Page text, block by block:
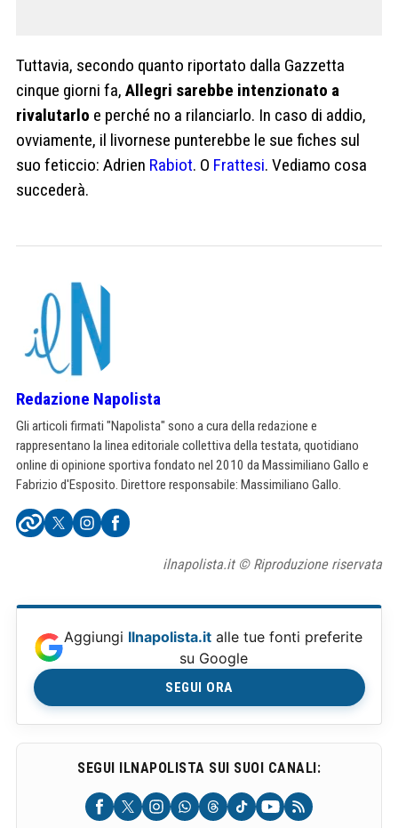
Tuttavia, secondo quanto riportato dalla Gazzetta
cinque giorni fa, Allegri sarebbe intenzionato a
rivalutarlo e perché no a rilanciarlo. In caso di addio,
ovviamente, il livornese punterebbe le sue fiches sul
suo feticcio: Adrien Rabiot. O Frattesi. Vediamo cosa
succederà.
Redazione Napolista
Gli articoli firmati "Napolista" sono a cura della redazione e
rappresentano la linea editoriale collettiva della testata, quotidiano
online di opinione sportiva fondato nel 2010 da Massimiliano Gallo e
Fabrizio d'Esposito. Direttore responsabile: Massimiliano Gallo.
ilnapolista.it © Riproduzione riservata
Aggiungi Ilnapolista.it alle tue fonti preferite
su Google
SEGUI ORA
SEGUI ILNAPOLISTA SUI SUOI CANALI: